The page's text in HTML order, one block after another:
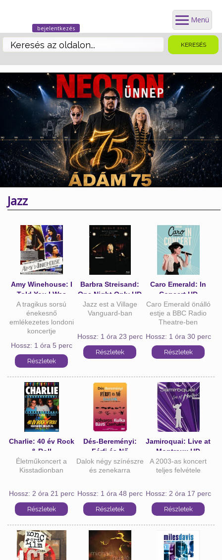
Menü
bejelentkezés
Jazz
Amy Winehouse: I
Told You I Was
Trouble HD
A tragikus sorsú
énekesnő
emlékezetes londoni
koncertje
Hossz: 1 óra 5 perc
Barbra Streisand:
One Night Only HD
Jazz est a Village
Vanguard-ban
Hossz: 1 óra 23 perc
Caro Emerald: In
Concert HD
Caro Emerald önálló
estje a BBC Radio
Theatre-ben
Hossz: 1 óra 30 perc
Charlie: 40 év Rock
& Roll
Életműkoncert a
Kisstadionban
Hossz: 2 óra 21 perc
Dés-Bereményi:
Férfi és Nő
Dalok négy színészre
és zenekarra
Hossz: 1 óra 48 perc
Jamiroquai: Live at
Montreux HD
A 2003-as koncert
teljes felvétele
Hossz: 2 óra 17 perc